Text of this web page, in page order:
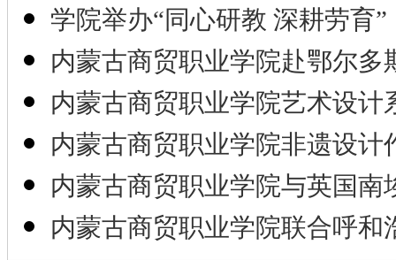
学院举办“同心研教 深耕劳育”
内蒙古商贸职业学院赴鄂尔多
内蒙古商贸职业学院艺术设计
内蒙古商贸职业学院非遗设计
内蒙古商贸职业学院与英国南
内蒙古商贸职业学院联合呼和